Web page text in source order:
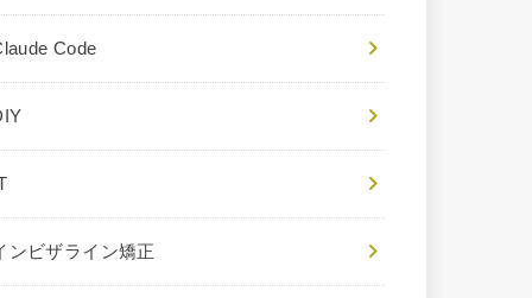
Code
ンビザライン矯正